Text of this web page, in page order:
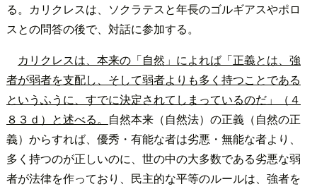
る。カリクレスは、ソクラテスと年長のゴルギアスやポロ
スとの問答の後で、対話に参加する。
カリクレスは、本来の「自然」によれば「正義とは、強
者が弱者を支配し、そして弱者よりも多く持つことである
というふうに、すでに決定されてしまっているのだ」（４
８３ｄ）と述べる。 自然本来（自然法）の正義（自然の正
義）からすれば、優秀・有能な者は劣悪・無能な者より、
多く持つのが正しいのに、世の中の大多数である劣悪な弱
者が法律を作っており、民主的な平等のルールは、強者を